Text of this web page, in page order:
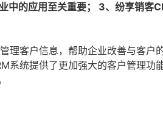
中的应用至关重要； 3、纷享销客
客户信息，帮助企业改善与客户的
系统提供了更加强大的客户管理功